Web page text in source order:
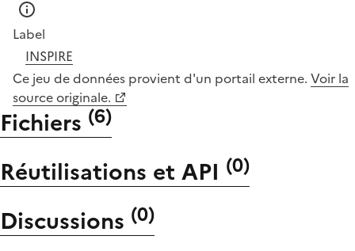
Label
INSPIRE
Ce jeu de données provient d'un portail externe. Voir la
source originale.
Fichiers (6)
Réutilisations et API (0)
Discussions (0)